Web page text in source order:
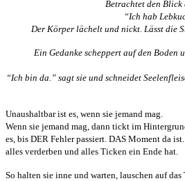
Betrachtet den Blick
“Ich hab
Der Körper lächelt und nickt. Lässt die
Ein Gedanke scheppert auf den Boden
“Ich bin da.” sagt sie und schneidet
Unaushaltbar ist es, wenn sie jemand mag.
Wenn sie jemand mag, dann tickt im
es, bis DER Fehler passiert. DAS Moment da
alles verderben und alles Ticken ein Ende hat.
So halten sie inne und warten, lauschen auf